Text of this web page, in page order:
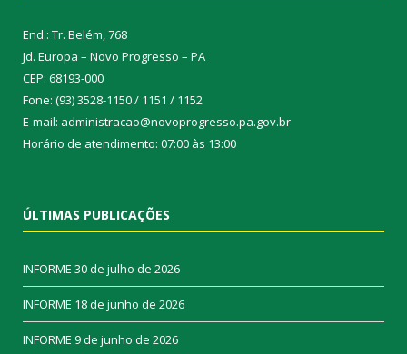
End.: Tr. Belém, 768
Jd. Europa – Novo Progresso – PA
CEP: 68193-000
Fone: (93) 3528-1150 / 1151 / 1152
E-mail: administracao@novoprogresso.pa.gov.br
Horário de atendimento: 07:00 às 13:00
ÚLTIMAS PUBLICAÇÕES
INFORME 30 de julho de 2026
INFORME 18 de junho de 2026
INFORME 9 de junho de 2026